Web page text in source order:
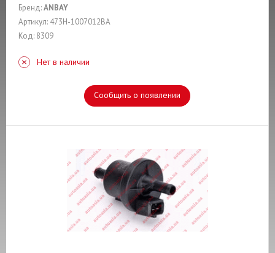
Бренд:ANBAY
Артикул: 473H-1007012BA
Код: 8309
Нет в наличии
Сообщить о появлении